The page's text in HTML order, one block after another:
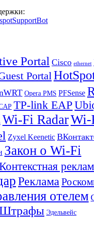
Portal Cisco ethernet
Portal
Opera PMS PFSense
TP-link EAP
Wi-Fi RadarWi-
Zyxel Keenetic
Закон о Wi-Fi
Реклама
отелем
Эдельвейс